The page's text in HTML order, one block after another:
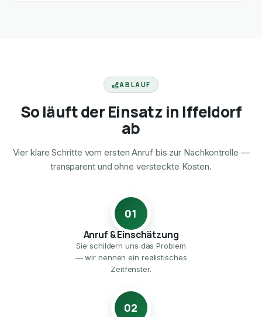
ABLAUF
So läuft der Einsatz in Iffeldorf
ab
Vier klare Schritte vom ersten Anruf bis zur Nachkontrolle —
transparent und ohne versteckte Kosten.
01
Anruf & Einschätzung
Sie schildern uns das Problem
— wir nennen ein realistisches
Zeitfenster.
02